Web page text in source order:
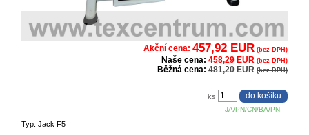
Akční cena: 457,92 EUR (bez DPH)
Naše cena: 458,29 EUR (bez DPH)
Běžná cena: 481,20 EUR(bez DPH)
JA/PN/CN/BA/PN
ks
Typ: Jack F5